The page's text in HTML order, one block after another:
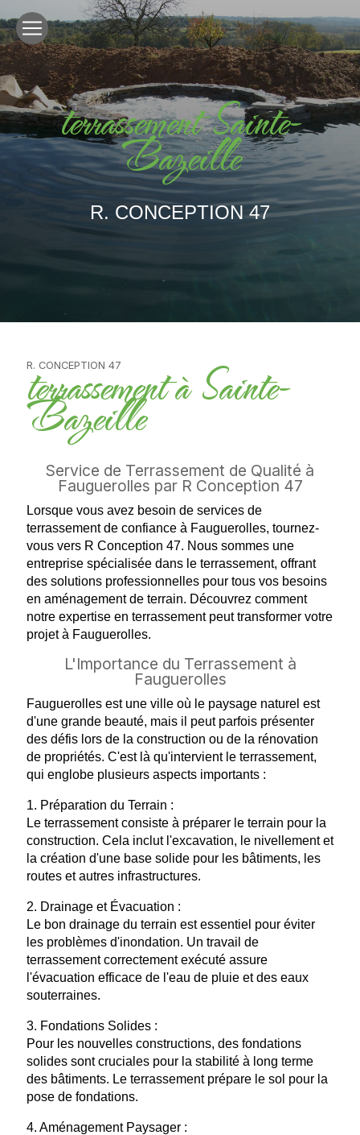
terrassement Sainte-
Bazeille
R. CONCEPTION 47
R. CONCEPTION 47
terrassement à Sainte-
Bazeille
Service de Terrassement de Qualité à
Fauguerolles par R Conception 47
Lorsque vous avez besoin de services de
terrassement de confiance à Fauguerolles, tournez-
vous vers R Conception 47. Nous sommes une
entreprise spécialisée dans le terrassement, offrant
des solutions professionnelles pour tous vos besoins
en aménagement de terrain. Découvrez comment
notre expertise en terrassement peut transformer votre
projet à Fauguerolles.
L'Importance du Terrassement à
Fauguerolles
Fauguerolles est une ville où le paysage naturel est
d'une grande beauté, mais il peut parfois présenter
des défis lors de la construction ou de la rénovation
de propriétés. C'est là qu'intervient le terrassement,
qui englobe plusieurs aspects importants :
1. Préparation du Terrain :
Le terrassement consiste à préparer le terrain pour la
construction. Cela inclut l'excavation, le nivellement et
la création d'une base solide pour les bâtiments, les
routes et autres infrastructures.
2. Drainage et Évacuation :
Le bon drainage du terrain est essentiel pour éviter
les problèmes d'inondation. Un travail de
terrassement correctement exécuté assure
l'évacuation efficace de l'eau de pluie et des eaux
souterraines.
3. Fondations Solides :
Pour les nouvelles constructions, des fondations
solides sont cruciales pour la stabilité à long terme
des bâtiments. Le terrassement prépare le sol pour la
pose de fondations.
4. Aménagement Paysager :
Panneau de gestion des cookies